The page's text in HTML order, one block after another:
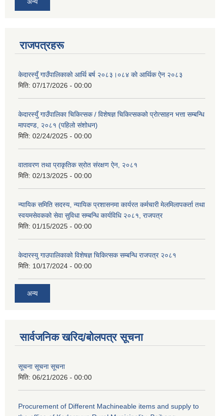
राजपत्रहरू
केदारस्युँ गाउँपालिकाकाे आर्थि बर्ष २०८३।०८४ काे आर्थिक ऐन २०८३
मिति: 07/17/2026 - 00:00
केदारस्युँ गाउँपालिका चिकित्सक / विशेषज्ञ चिकित्सकको प्रोत्साहन भत्ता सम्बन्धि
मापदण्ड, २०८१ (पहिलो संशोधन)
मिति: 02/24/2025 - 00:00
वातावरण तथा प्राकृतिक स्रोत संरक्षण ऐन, २०८१
मिति: 02/13/2025 - 00:00
न्यायिक समिति सदस्य, न्यायिक प्रशासनमा कार्यरत कर्मचारी मेलमिलापकर्ता तथा
स्वयमसेवकको सेवा सुविधा सम्बन्धि कार्यविधि २०८१, राजपत्र
मिति: 01/15/2025 - 00:00
केदारस्यु गाउपालिकाको विशेषज्ञ चिकित्सक सम्बन्धि राजपत्र २०८१
मिति: 10/17/2024 - 00:00
अन्य
सार्वजनिक खरिद/बोलपत्र सूचना
सूचना सूचना सूचना
मिति: 06/21/2026 - 00:00
Procurement of Different Machineable items and supply to